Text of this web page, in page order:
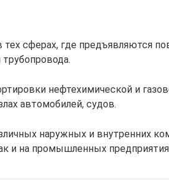
сферах, где предъявляются
нефтехимической и
автомобилей, судов.
наружных и внутренних
и на промышленных